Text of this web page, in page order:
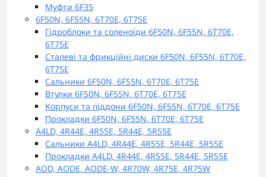
Муфти 6F35
6F50N, 6F55N, 6T70E, 6T75E
Гідроблоки та соленоїди 6F50N, 6F55N, 6T70E,
6T75E
Сталеві та фрикційні диски 6F50N, 6F55N, 6T70E,
6T75E
Сальники 6F50N, 6F55N, 6T70E, 6T75E
Втулки 6F50N, 6F55N, 6T70E, 6T75E
Корпуси та піддони 6F50N, 6F55N, 6T70E, 6T75E
Прокладки 6F50N, 6F55N, 6T70E, 6T75E
A4LD, 4R44E, 4R55E, 5R44E, 5R55E
Сальники A4LD, 4R44E, 4R55E, 5R44E, 5R55E
Прокладки A4LD, 4R44E, 4R55E, 5R44E, 5R55E
AOD, AODE, AODE-W, 4R70W, 4R75E, 4R75W